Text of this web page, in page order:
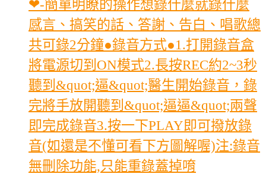
❤-簡單明瞭的操作想錄什麼就錄什麼
感言、搞笑的話、答謝、告白、唱歌總
共可錄2分鐘●錄音方式●1.打開錄音盒
將電源切到ON模式2.長按REC約2~3秒
聽到&quot;逼&quot;醫生開始錄音，錄
完將手放開聽到&quot;逼逼&quot;兩聲
即完成錄音3.按一下PLAY即可撥放錄
音(如還是不懂可看下方圖解喔)注:錄音
無刪除功能,只能重錄蓋掉唷